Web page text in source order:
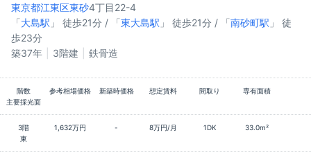
東京都江東区東砂4丁目22-4
「大島駅 」 徒歩21分 / 「東大島駅 」 徒歩21分 / 「南砂町駅 」 徒
歩23分
築37年
3階建 鉄骨造
階数 参考相場価格 新築時価格 想定賃料 間取り
専有面積
主要採光面
3階 1,632万円 - 8万円/月 1DK
33.0m²
東